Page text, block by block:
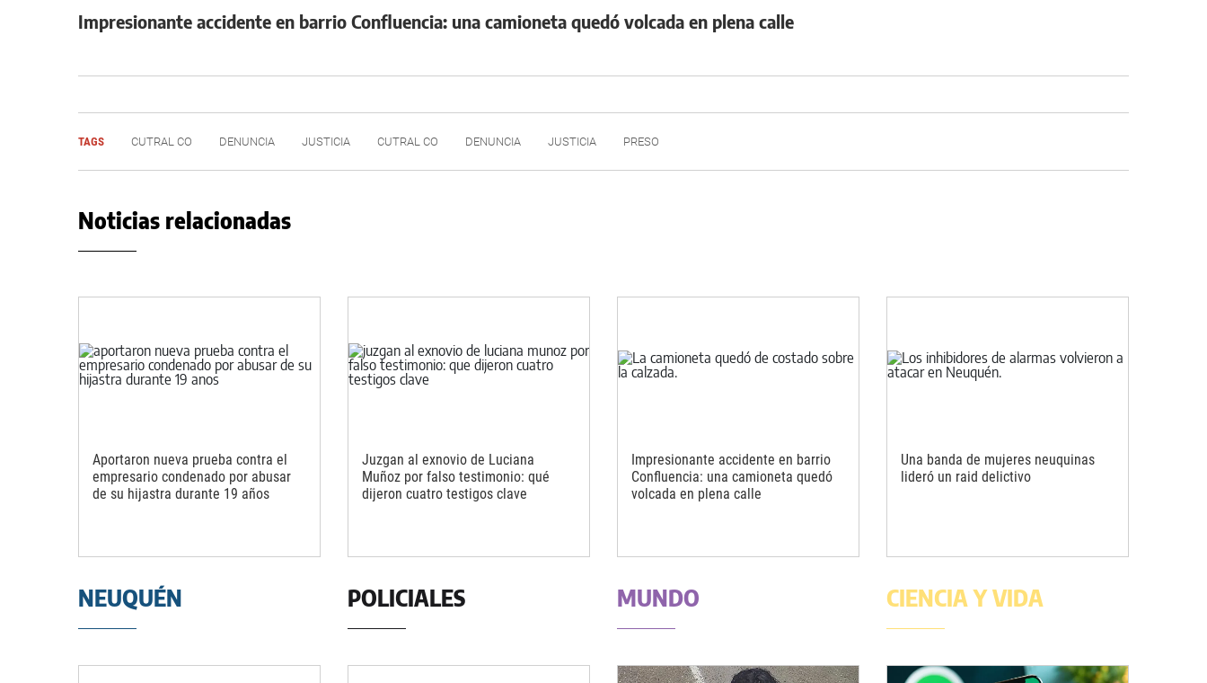
Impresionante accidente en barrio Confluencia: una camioneta quedó volcada en plena calle
TAGS CUTRAL CO DENUNCIA JUSTICIA CUTRAL CO DENUNCIA JUSTICIA PRESO
Noticias relacionadas
Aportaron nueva prueba contra el
empresario condenado por abusar
de su hijastra durante 19 años
Juzgan al exnovio de Luciana
Muñoz por falso testimonio: qué
dijeron cuatro testigos clave
Impresionante accidente en barrio
Confluencia: una camioneta quedó
volcada en plena calle
Una banda de mujeres neuquinas
lideró un raid delictivo
NEUQUÉN POLICIALES MUNDO CIENCIA Y VIDA